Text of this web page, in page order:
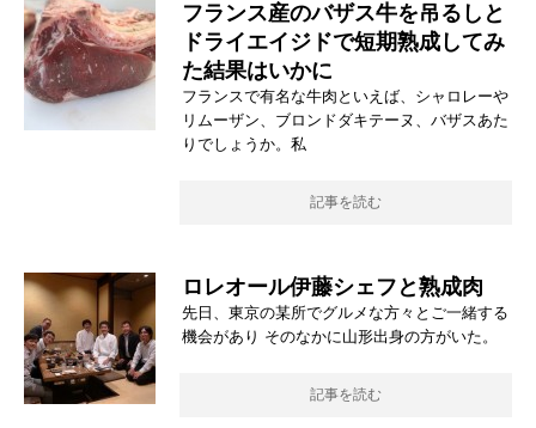
フランス産のバザス牛を吊るしと
ドライエイジドで短期熟成してみ
た結果はいかに
フランスで有名な牛肉といえば、シャロレーや
リムーザン、ブロンドダキテーヌ、バザスあた
りでしょうか。私
記事を読む
ロレオール伊藤シェフと熟成肉
先日、東京の某所でグルメな方々とご一緒する
機会があり そのなかに山形出身の方がいた。
記事を読む